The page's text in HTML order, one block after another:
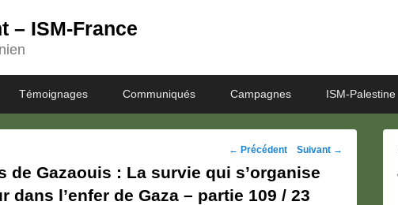
– ISM-France
Témoignages Communiqués Campagnes ISM-Palestine
Navigation
des
← Précédent Suivant →
de Gazaouis : La survie qui s’organise
dans l’enfer de Gaza – partie 109 / 23